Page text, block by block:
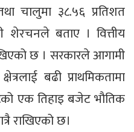
चालुमा ३८.५६ प्रतिशत
शेरचनले बताए । वित्तीय
छ । सरकारले आगामी
बढी प्राथमिकतामा
एक तिहाइ बजेट भौतिक
राखिएको छ।